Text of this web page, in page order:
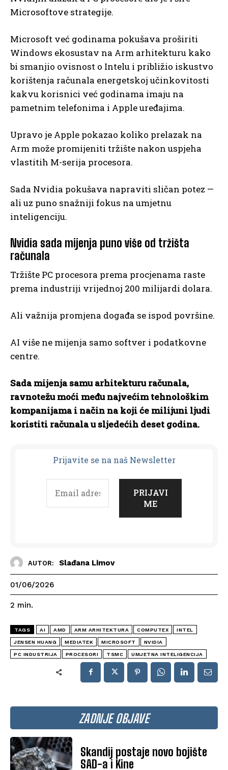
ZADNJE OBJAVE
Skandij postaje novo bojište
SAD-a i Kine
Microsoftove strategije.
Microsoft već godinama pokušava proširiti
Windows ekosustav na Arm arhitekturu kako
bi smanjio ovisnost o Intelu i približio iskustvo
korištenja računala energetskoj učinkovitosti
kakvu korisnici već godinama imaju na
pametnim telefonima i Apple uređajima.
Upravo je Apple pokazao koliko prelazak na
Arm može promijeniti tržište nakon uspjeha
vlastitih M-serija procesora.
Sada Nvidia pokušava napraviti sličan potez —
ali uz puno snažniji fokus na umjetnu
inteligenciju.
Nvidia sada mijenja puno više od tržišta
računala
Tržište PC procesora prema procjenama raste
prema industriji vrijednoj 200 milijardi dolara.
Ali važnija promjena događa se ispod površine.
AI više ne mijenja samo softver i podatkovne
centre.
Sada mijenja samu arhitekturu računala,
ravnotežu moći među najvećim tehnološkim
kompanijama i način na koji će milijuni ljudi
koristiti računala u sljedećih deset godina.
Prijavite se na naš Newsletter
AUTOR: Slađana Limov
01/06/2026
2 min.
TAGS AI AMD ARM ARHITEKTURA COMPUTEX INTEL
JENSEN HUANG MEDIATEK MICROSOFT NVIDIA
PC INDUSTRIJA PROCESORI TSMC UMJETNA INTELIGENCIJA